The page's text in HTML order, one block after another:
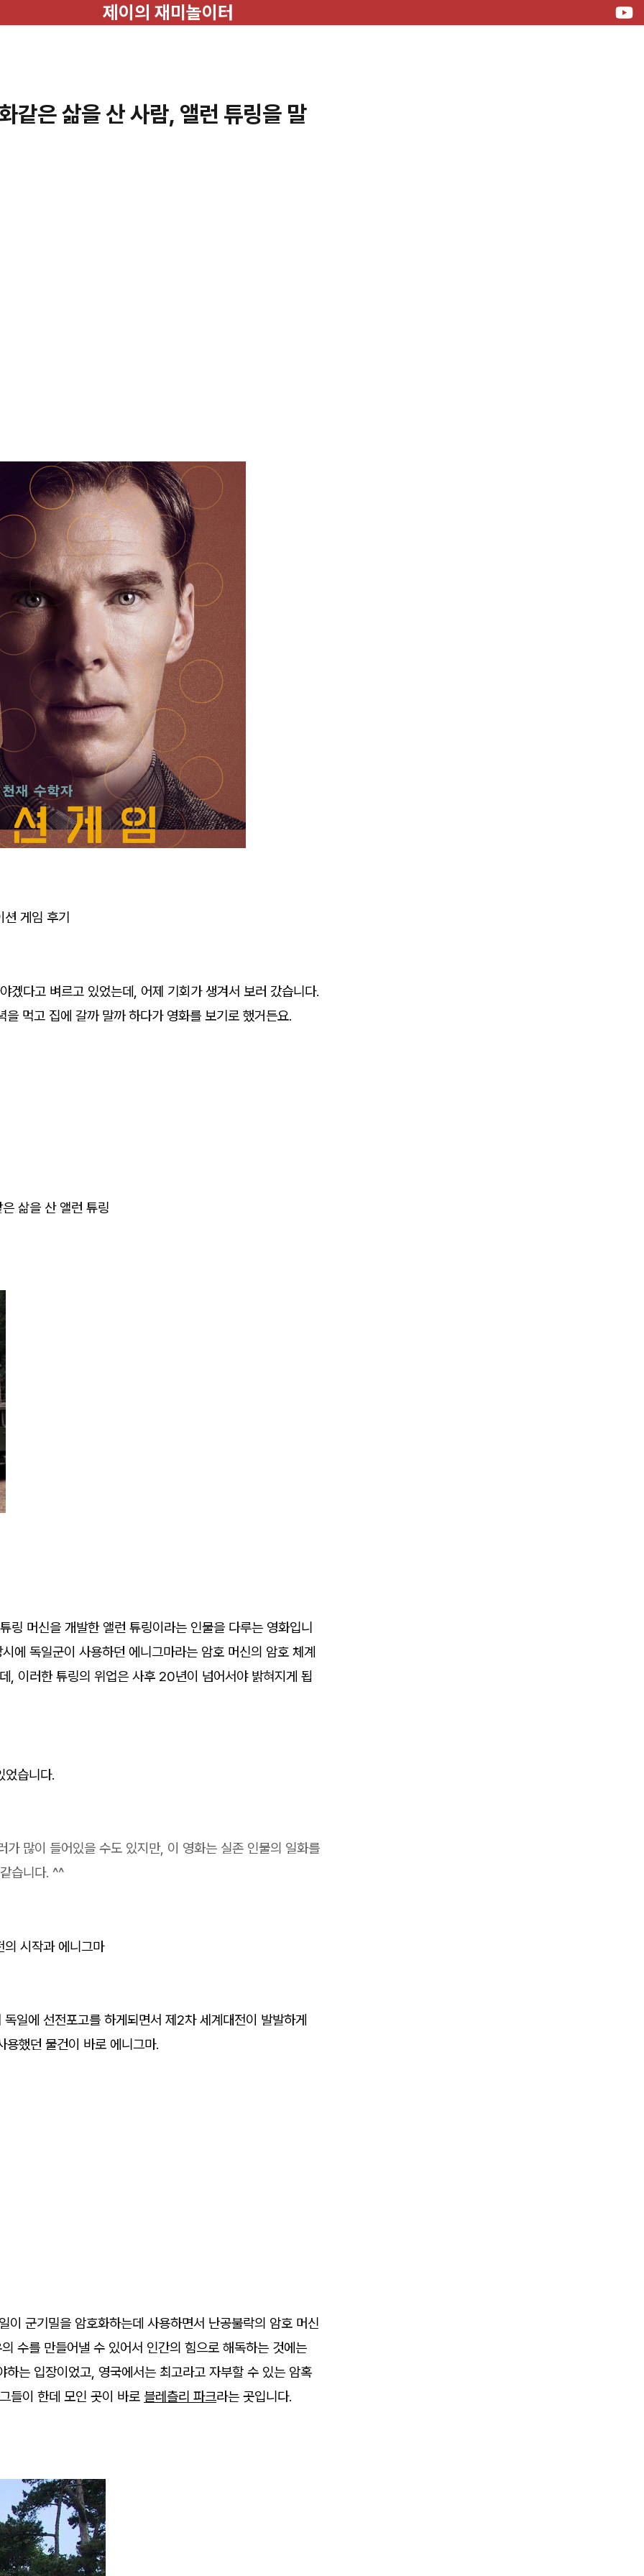
제이의 재미놀이터
같은 삶을 산 사람, 앨런 튜링을 말
게임 후기
겠다고 벼르고 있었는데, 어제 기회가 생겨서 보러 갔습니다.
먹고 집에 갈까 말까 하다가 영화를 보기로 했거든요.
삶을 산 앨런 튜링
머신을 개발한 앨런 튜링이라는 인물을 다루는 영화입니
에 독일군이 사용하던 에니그마라는 암호 머신의 암호 체계
, 이러한 튜링의 위업은 사후 20년이 넘어서야 밝혀지게 됩
었습니다.
많이 들어있을 수도 있지만, 이 영화는 실존 인물의 일화를
습니다. ^^
시작과 에니그마
일에 선전포고를 하게되면서 제2차 세계대전이 발발하게
용했던 물건이 바로 에니그마.
군기밀을 암호화하는데 사용하면서 난공불락의 암호 머신
수를 만들어낼 수 있어서 인간의 힘으로 해독하는 것에는
는 입장이었고, 영국에서는 최고라고 자부할 수 있는 암혹
들이 한데 모인 곳이 바로 블레츨리 파크라는 곳입니다.